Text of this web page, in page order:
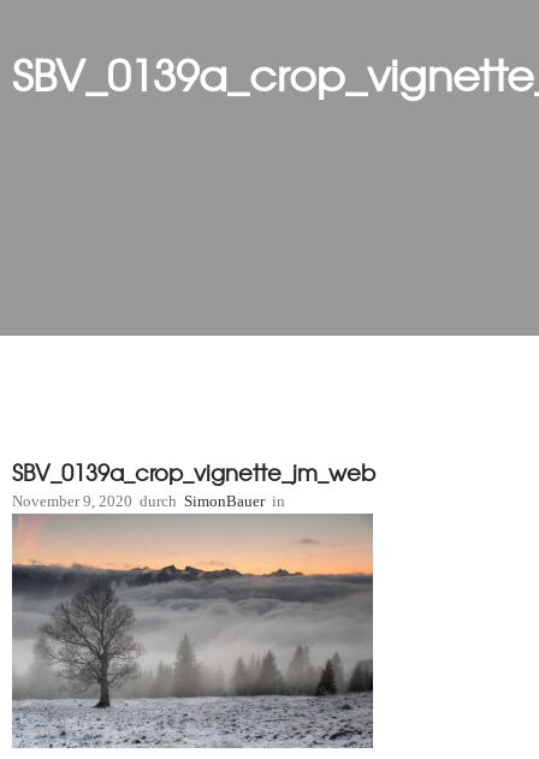
SBV_0139a_crop_vignette_jm_web
November 9, 2020 durch SimonBauer in